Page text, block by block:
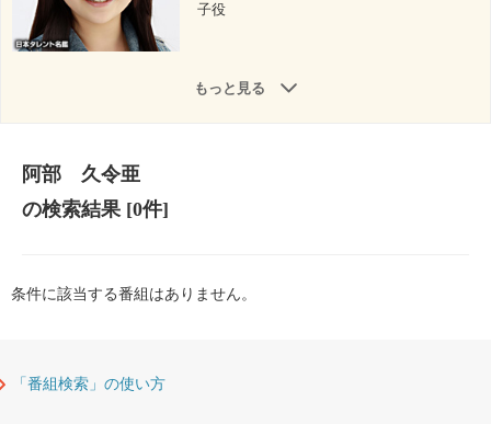
子役
もっと見る
阿部 久令亜
の検索結果[0件]
条件に該当する番組はありません。
「番組検索」の使い方